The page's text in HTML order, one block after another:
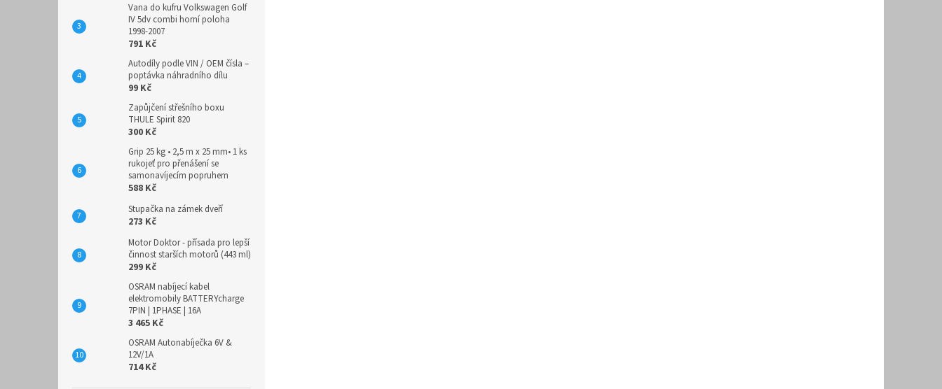
Vana do kufru Volkswagen Golf
IV 5dv combi horní poloha
1998-2007
791 Kč
Autodíly podle VIN / OEM čísla –
poptávka náhradního dílu
99 Kč
Zapůjčení střešního boxu
THULE Spirit 820
300 Kč
Grip 25 kg • 2,5 m x 25 mm• 1 ks
rukojeť pro přenášení se
samonavíjecím popruhem
588 Kč
Stupačka na zámek dveří
273 Kč
Motor Doktor - přísada pro lepší
činnost starších motorů (443 ml)
299 Kč
OSRAM nabíjecí kabel
elektromobily BATTERYcharge
7PIN | 1PHASE | 16A
3 465 Kč
OSRAM Autonabíječka 6V &
12V/1A
714 Kč